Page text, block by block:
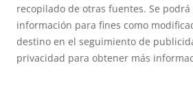
recopilado de otras fuentes. Se
información para fines como
destino en el seguimiento de
privacidad para obtener más